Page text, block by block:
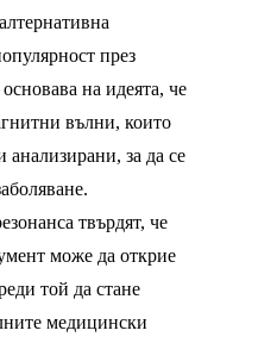
през
на идеята, че
вълни, които
анализирани, за да се
твърдят, че
може да открие
той да стане
медицински